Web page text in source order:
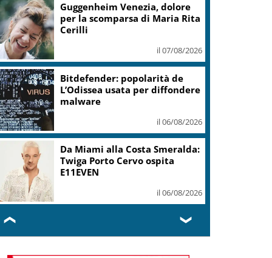
Covid, ‘Conte-day’ in
commissione: “non sono un
eroe ma un uomo corretto,
il 06/08/2026
Guccini, Meloni: l’ho amato e
mi ha formato, continuerò a
il 06/08/2026
Sogin: in 2025 utile balza oltre
2,5 mln, decommissioning al
il 06/08/2026